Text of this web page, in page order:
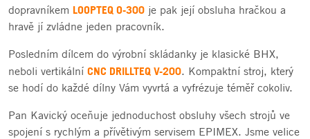
dopravníkem LOOPTEQ O-300 je pak její obsluha hračkou a
hravě jí zvládne jeden pracovník.
Posledním dílcem do výrobní skládanky je klasické BHX,
neboli vertikální CNC DRILLTEQ V-200. Kompaktní stroj, který
se hodí do každé dílny Vám vyvrtá a vyfrézuje téměř cokoliv.
Pan Kavický oceňuje jednoduchost obsluhy všech strojů ve
spojení s rychlým a přívětivým servisem EPIMEX. Jsme velice